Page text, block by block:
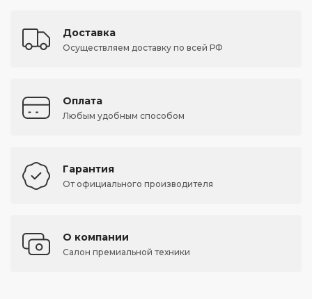
Доставка
Осуществляем доставку по всей РФ
Оплата
Любым удобным способом
Гарантия
От официального производителя
О компании
Салон премиальной техники